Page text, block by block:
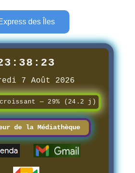
des Îles
7 Août 2026
— 29% (24.2 j)
de la Médiathèque